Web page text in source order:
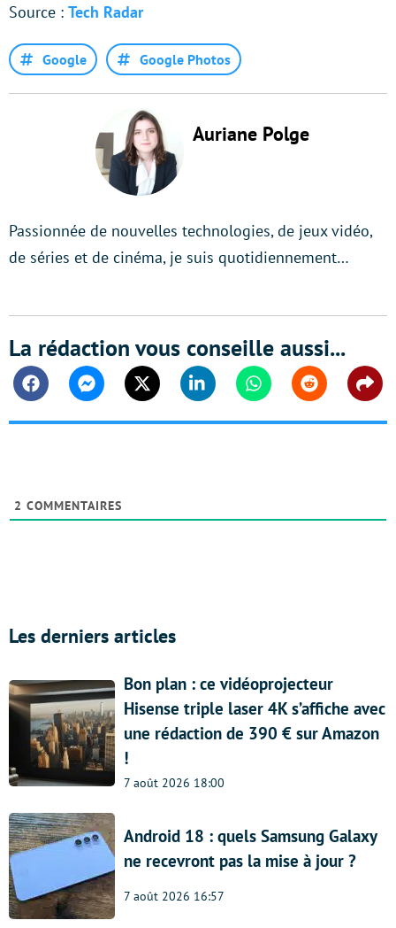
Source : Tech Radar
Google Google Photos
Auriane Polge
Passionnée de nouvelles technologies, de jeux vidéo,
de séries et de cinéma, je suis quotidiennement…
La rédaction vous conseille aussi...
FacebookMessengerTwitter Linkedin WhatsappReddit
2 COMMENTAIRES
Les derniers articles
Bon plan : ce vidéoprojecteur
Hisense triple laser 4K s’affiche avec
une rédaction de 390 € sur Amazon
!
7 août 2026 18:00
Android 18 : quels Samsung Galaxy
ne recevront pas la mise à jour ?
7 août 2026 16:57